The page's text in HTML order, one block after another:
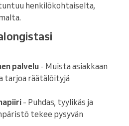
henkilökohtaiselta,
palvelu- Muista asiakkaan
tarjoa räätälöityjä
- Puhdas, tyylikäs ja
tekee pysyvän